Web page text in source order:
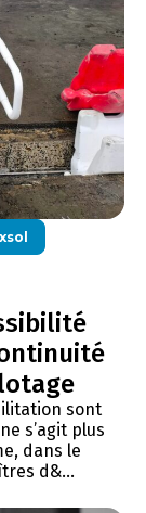
sont
s’agit plus
dans le
d&...